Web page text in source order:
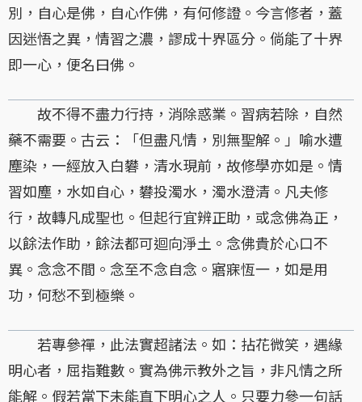
別，自心是佛，自心作佛，有何修證。今言修者，蓋
因迷悟之異，情習之濃，謬成十界區分。倘能了十界
即一心，便名曰佛。
故不得不盡力行持，消除惑業。習病若除，自然
藥不需要。古云：「但盡凡情，別無聖解。」喻水遭
塵染，一經放入白礬，清水現前，故修學亦如是。情
習如塵，水如自心，礬投濁水，濁水澄清。凡夫修
行，故轉凡成聖也。但起行宜辨正助，或念佛為正，
以餘法作助，餘法都可迴向淨土。念佛貴於心口不
異。念念不間。念至不念自念。寤寐恆一，如是用
功，何愁不到極樂。
若專參禪，此法實超諸法。如：拈花微笑，遇緣
明心者，屈指難數。實為佛示教外之旨，非凡情之所
能解。假若當下未能直下明心之人。只要力參一句話